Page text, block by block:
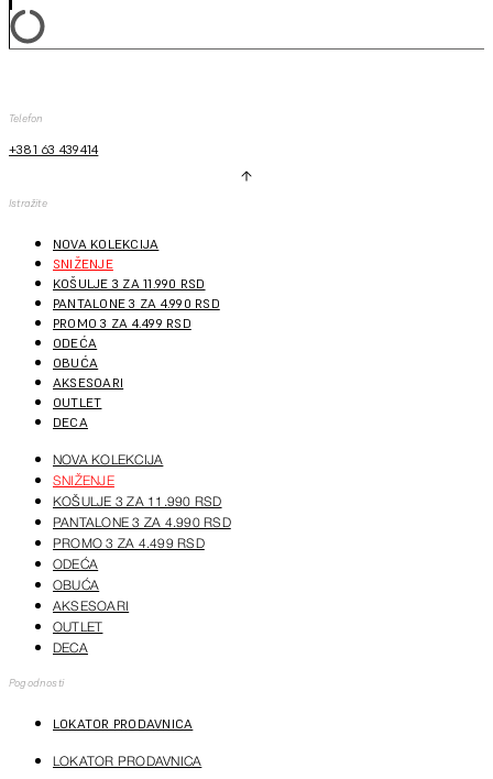
Telefon
+381 63 439414
Istražite
NOVA KOLEKCIJA
SNIŽENJE
KOŠULJE 3 ZA 11.990 RSD
PANTALONE 3 ZA 4.990 RSD
PROMO 3 ZA 4.499 RSD
ODEĆA
OBUĆA
AKSESOARI
OUTLET
DECA
NOVA KOLEKCIJA
SNIŽENJE
KOŠULJE 3 ZA 11.990 RSD
PANTALONE 3 ZA 4.990 RSD
PROMO 3 ZA 4.499 RSD
ODEĆA
OBUĆA
AKSESOARI
OUTLET
DECA
Pogodnosti
LOKATOR PRODAVNICA
LOKATOR PRODAVNICA